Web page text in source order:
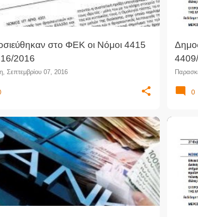
στο ΦΕΚ οι Νόμοι 4415
2016
Σεπτεμβρίου 07, 2016
έσχες"
0
ΈΛΕΓΧΟΣ ΚΕΦΑΛΑΊΩΝ ΚΑΤΑΘΈΣΕΙΣ +1